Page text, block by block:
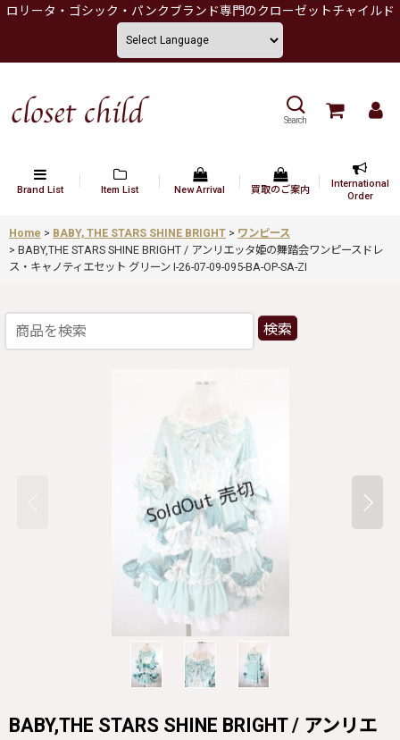
ロリータ・ゴシック・パンクブランド専門のクローゼットチャイルド
Search
Brand List Item List New Arrival 買取のご案内
International
Order
Home > BABY, THE STARS SHINE BRIGHT > ワンピース
> BABY,THE STARS SHINE BRIGHT / アンリエッタ姫の舞踏会ワンピースドレ
ス・キャノティエセット グリーン I-26-07-09-095-BA-OP-SA-ZI
検索
BABY,THE STARS SHINE BRIGHT / アンリエ